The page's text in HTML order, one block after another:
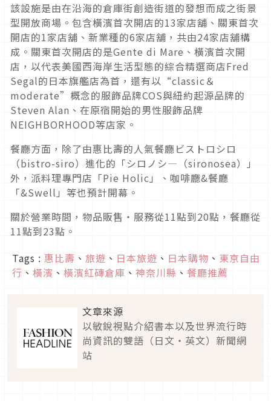
該設施是由在沿海的倉庫街創造街道的發想而成之街景
型開放商場。包含橫濱首次開店的13家店舖、關東首次
開店的1家店舖、新業種的6家店舖，共由24家店舖構
成。關東首次開店的是Gente di Mare、橫濱首次開
店，以代表美國西海岸生活型態的綜合精選商店Fred
Segal的日本旗艦店為首，還有以“classic＆
moderate”概念的服飾品牌COS與紐約起源品牌的
Steven Alan、在原宿開始的男性服飾品牌
NEIGHBORHOOD等店家。
餐廳方面，除了由惠比壽的人氣餐廳ビストロシロ
（bistro-siro）進化的「シロノシ―（sironosea）」
外，派料理專門店「Pie Holic」、咖啡廳&餐廳
「&Swell」等也預計開幕。
關於營業時間，物品販售・服務從11點到20點，餐廳從
11點到23點。
Tags : 惠比壽 、 旅遊 、 日本旅遊 、 日本購物 、 東京自由
行 、 橫濱 、 橫濱紅磚倉庫 、 神奈川縣 、 餐廳推薦
文章來源
以敏銳視點介紹書本以及世界流行時
尚資訊的雙語（日文・英文）新聞網
站